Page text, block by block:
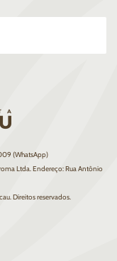
(WhatsApp)
Ltda. Endereço: Rua Antônio
Direitos reservados.